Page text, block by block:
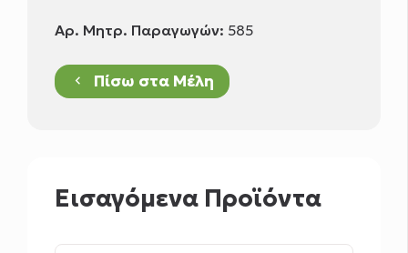
Αρ. Μητρ. Παραγωγών: 585
keyboard_arrow_left Πίσω στα Μέλη
Εισαγόμενα Προϊόντα